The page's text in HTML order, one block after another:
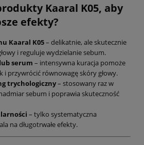
Kaaral K05, aby
efekty?
Kaaral K05– delikatnie, ale skutecznie
i reguluje wydzielanie sebum.
serum – intensywna kuracja pomoże
i przywrócić równowagę skóry głowy.
trychologiczny– stosowany raz w
sebum i poprawia skuteczność
– tylko systematyczna
na długotrwałe efekty.